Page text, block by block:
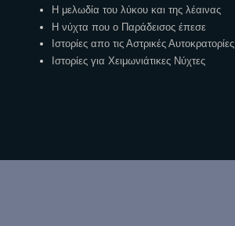
Η μελωδία του λύκου και της λέαινας
Η νύχτα που ο Παράδεισος έπεσε
Ιστορίες απο τις Αστρικές Αυτοκρατορίες
Ιστορίες για Χειμωνιάτικες Νύχτες